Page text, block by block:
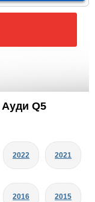
Q5
2022 2021
2016 2015